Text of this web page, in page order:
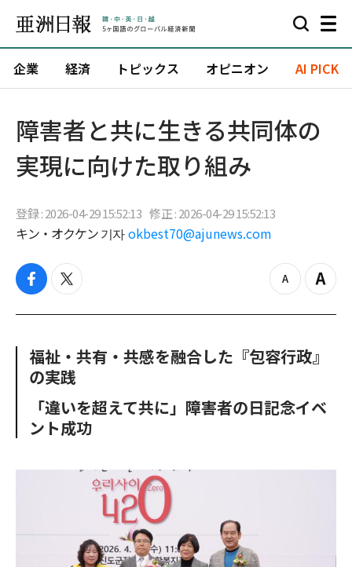
企業 経済 トピックス オピニオン AI PICK
障害者と共に生きる共同体の
実現に向けた取り組み
登録 : 2026-04-29 15:52:13 修正 : 2026-04-29 15:52:13
キン・オクケン 기자 okbest70@ajunews.com
f
c
o
o
t
i
e
r
z
o
u
Z
o
福祉・共有・共感を融合した『包容行政』
の実践
「違いを超えて共に」障害者の日記念イベ
ント成功